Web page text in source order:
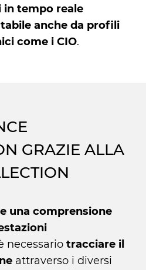
in tempo reale
anche da profili
come i CIO.
GRAZIE ALLA
una comprensione
necessario tracciare il
attraverso i diversi